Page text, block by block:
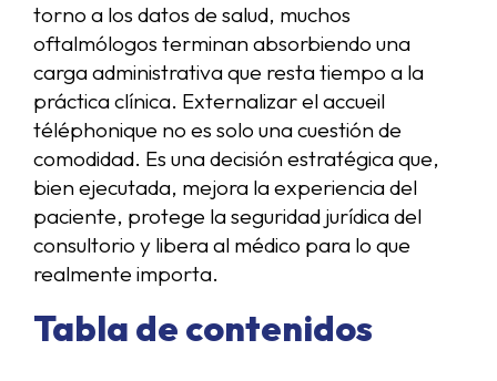
torno a los datos de salud, muchos
oftalmólogos terminan absorbiendo una
carga administrativa que resta tiempo a la
práctica clínica. Externalizar el accueil
téléphonique no es solo una cuestión de
comodidad. Es una decisión estratégica que,
bien ejecutada, mejora la experiencia del
paciente, protege la seguridad jurídica del
consultorio y libera al médico para lo que
realmente importa.
Tabla de contenidos